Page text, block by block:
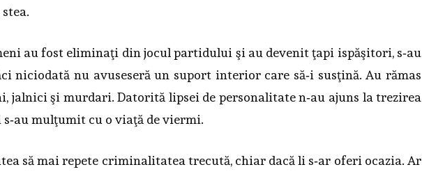
au fost eliminaţi din jocul partidului şi au devenit ţapi ispăşitori, s‑au
niciodată nu avuseseră un suport interior care să‑i susţină. Au rămas
jalnici şi murdari. Datorită lipsei de personalitate n‑au ajuns la trezirea
mulţumit cu o viaţă de viermi.
să mai repete criminalitatea trecută, chiar dacă li s‑ar oferi ocazia. Ar